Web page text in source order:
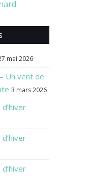
mai 2026
Un vent de
3 mars 2026